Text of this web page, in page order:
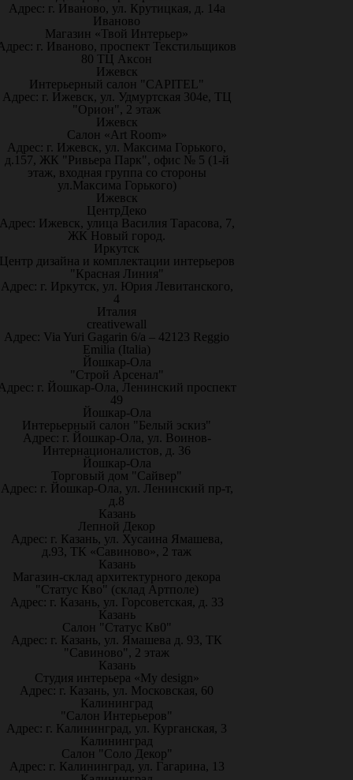
Адрес: г. Иваново, ул. Крутицкая, д. 14а
Иваново
Магазин «Твой Интерьер»
г. Иваново, проспект Текстильщиков
80 ТЦ Аксон
Ижевск
Интерьерный салон "CAPITEL"
Адрес: г. Ижевск, ул. Удмуртская 304е, ТЦ
"Орион", 2 этаж
Ижевск
Салон «Art Room»
Адрес: г. Ижевск, ул. Максима Горького,
д.157, ЖК "Ривьера Парк", офис № 5 (1-й
этаж, входная группа со стороны
ул.Максима Горького)
Ижевск
ЦентрДеко
Ижевск, улица Василия Тарасова, 7,
ЖК Новый город.
Иркутск
дизайна и комплектации интерьеров
"Красная Линия"
Адрес: г. Иркутск, ул. Юрия Левитанского,
4
Италия
creativewall
Адрес: Via Yuri Gagarin 6/a – 42123 Reggio
Emilia (Italia)
Йошкар-Ола
"Строй Арсенал"
г. Йошкар-Ола, Ленинский проспект
49
Йошкар-Ола
Интерьерный салон "Белый эскиз"
Адрес: г. Йошкар-Ола, ул. Воинов-
Интернационалистов, д. 36
Йошкар-Ола
Торговый дом "Сайвер"
Адрес: г. Йошкар-Ола, ул. Ленинский пр-т,
д.8
Казань
Лепной Декор
Адрес: г. Казань, ул. Хусаина Ямашева,
д.93, ТК «Савиново», 2 таж
Казань
Магазин-склад архитектурного декора
"Статус Кво" (склад Артполе)
Адрес: г. Казань, ул. Горсоветская, д. 33
Казань
Салон "Статус Кв0"
Адрес: г. Казань, ул. Ямашева д. 93, ТК
"Савиново", 2 этаж
Казань
Студия интерьера «My design»
Адрес: г. Казань, ул. Московская, 60
Калининград
"Салон Интерьеров"
Адрес: г. Калининград, ул. Курганская, 3
Калининград
Салон "Соло Декор"
Адрес: г. Калининград, ул. Гагарина, 13